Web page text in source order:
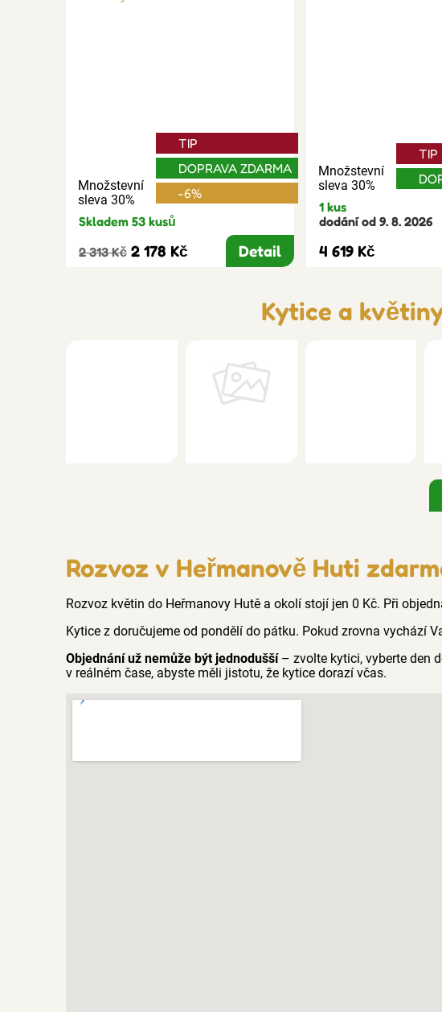
Množstevní
sleva 30%
TIP
DOPRAVA ZDARMA
-6%
Skladem 53 kusů
2 313 Kč 2 178 Kč Detail
Množstevní
sleva 30%
TIP
1 kus
dodání od 9. 8. 2026
4 619 Kč
Kytice a
Rozvoz v Heřmanově Huti
Rozvoz květin do Heřmanovy Hutě a okolí stojí jen 0 Kč. Při
Kytice z doručujeme od pondělí do pátku. Pokud zrovna vychází
Objednání už nemůže být jednodušší– zvolte kytici, vyberte den
v reálném čase, abyste měli jistotu, že kytice dorazí včas.